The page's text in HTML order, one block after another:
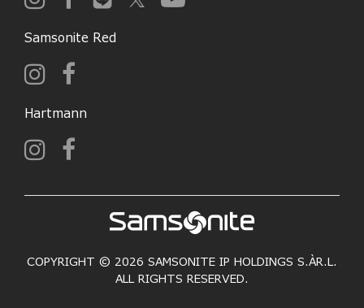
Samsonite Red
Hartmann
COPYRIGHT © 2026 SAMSONITE IP HOLDINGS S.ÀR.L.
ALL RIGHTS RESERVED.